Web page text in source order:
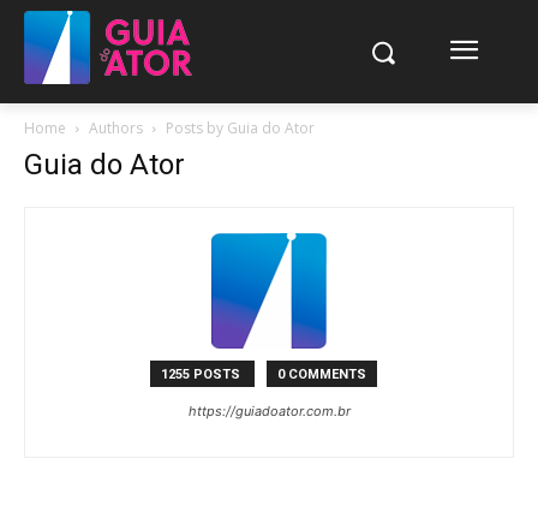
Home Authors Posts by Guia do Ator
Guia do Ator
1255 POSTS 0 COMMENTS
https://guiadoator.com.br